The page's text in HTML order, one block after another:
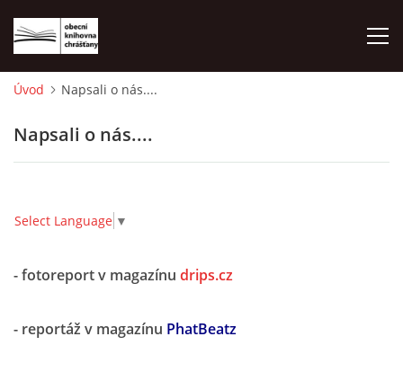
LETNÍ KINO 2026
VÝPŮJČNÍ DOBA
KONTAKTY
ON-LINE KATALOG
Úvod Napsali o nás....
Napsali o nás....
Select Language ▼
- fotoreport v magazínu drips.cz
- reportáž v magazínu PhatBeatz